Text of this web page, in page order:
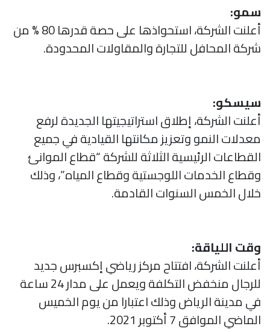
سمو:
أعلنت الشركة، استحواذها على حصة قدرها 80 % من
شركة المحافل للتجارة والمقاولات المحدودة.
سيسكو:
أعلنت الشركة، إطلاق استراتيجيتها الجديدة لرفع
معدلات النمو وتعزيز مكانتها القيادية في جميع
القطاعات الرئيسية الثلاثة للشركة “قطاع الموانئ
وقطاع الخدمات اللوجستية وقطاع المياه”، وذلك
خلال الخمس السنوات القادمة.
وقت اللياقة:
أعلنت الشركة، افتتاح مركز رياضي إكسبرس جديد
للرجال منخفض التكلفة ويعمل على مدار 24 ساعة
في مدينة الرياض وذلك اعتبارا من يوم الخميس
الماضي الموافق 7 أكتوبر 2021.